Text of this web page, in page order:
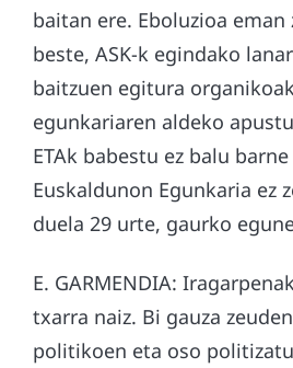
baitan ere. Eboluzioa eman
beste, ASK-k egindako
baitzuen egitura
egunkariaren aldeko
ETAk babestu ez balu
Euskaldunon Egunkaria ez
duela 29 urte, gaurko
E. GARMENDIA:
txarra naiz. Bi gauza
politikoen eta oso